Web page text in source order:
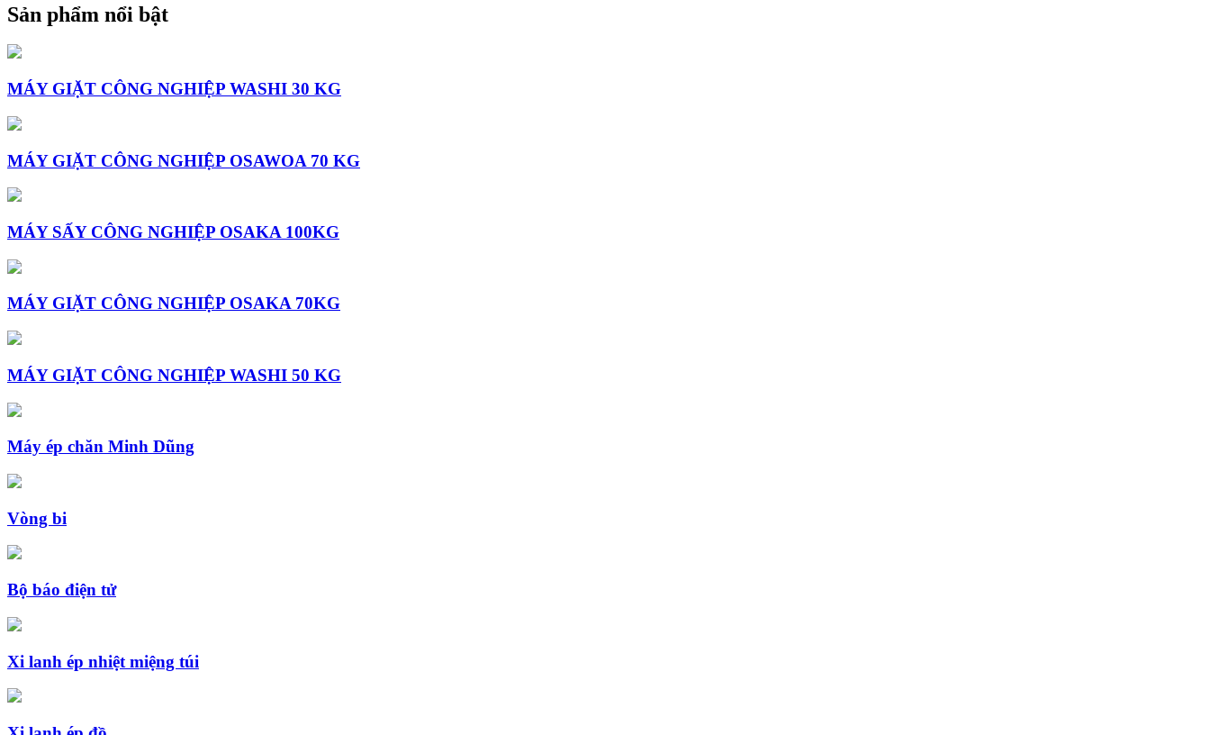
Sản phẩm nổi bật
MÁY GIẶT CÔNG NGHIỆP WASHI 30 KG
MÁY GIẶT CÔNG NGHIỆP OSAWOA 70 KG
MÁY SẤY CÔNG NGHIỆP OSAKA 100KG
MÁY GIẶT CÔNG NGHIỆP OSAKA 70KG
MÁY GIẶT CÔNG NGHIỆP WASHI 50 KG
Máy ép chăn Minh Dũng
Vòng bi
Bộ báo điện tử
Xi lanh ép nhiệt miệng túi